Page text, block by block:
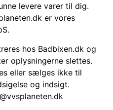
levere varer til dig.
er vores
hos Badbixen.dk og
oplysningerne slettes.
eller sælges ikke til
og indsigt.